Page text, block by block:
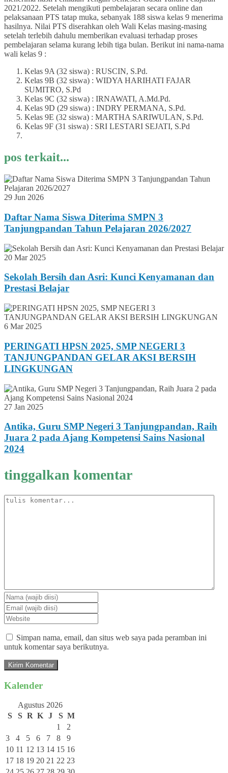
2021/2022. Setelah mengikuti pembelajaran secara online dan
pelaksanaan PTS tatap muka, sebanyak 188 siswa kelas 9 menerima
hasilnya. Nilai PTS diserahkan oleh Wali Kelas masing-masing
setelah terlebih dahulu memberikan evaluasi terhadap proses
pembelajaran selama kurang lebih tiga bulan. Berikut ini nama-nama
wali kelas 9 :
Kelas 9A (32 siswa) : RUSCIN, S.Pd.
Kelas 9B (32 siswa) : WIDYA HARIHATI FAJAR
SUMITRO, S.Pd
Kelas 9C (32 siswa) : IRNAWATI, A.Md.Pd.
Kelas 9D (29 siswa) : INDRY PERMANA, S.Pd.
Kelas 9E (32 siswa) : MARTHA SARIWULAN, S.Pd.
Kelas 9F (31 siswa) : SRI LESTARI SEJATI, S.Pd
pos terkait...
29 Jun 2026
Daftar Nama Siswa Diterima SMPN 3
Tanjungpandan Tahun Pelajaran 2026/2027
20 Mar 2025
Sekolah Bersih dan Asri: Kunci Kenyamanan dan
Prestasi Belajar
6 Mar 2025
PERINGATI HPSN 2025, SMP NEGERI 3
TANJUNGPANDAN GELAR AKSI BERSIH
LINGKUNGAN
27 Jan 2025
Antika, Guru SMP Negeri 3 Tanjungpandan, Raih
Juara 2 pada Ajang Kompetensi Sains Nasional
2024
tinggalkan komentar
Simpan nama, email, dan situs web saya pada peramban ini
untuk komentar saya berikutnya.
Kalender
Agustus 2026
S
S R K J S M
1
2
3
4 5 6 7 8
9
10 11 12 13 14 15 16
17 18 19 20 21 22 23